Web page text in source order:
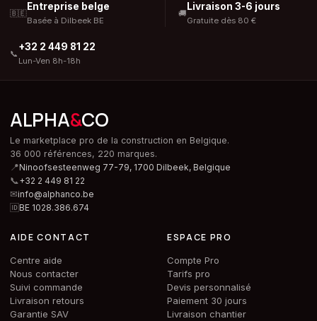
🇧🇪
Entreprise belge
Basée à Dilbeek BE
🚚
Livraison 3-6 jours
Gratuite dès 80 €
📞
+32 2 449 81 22
Lun-Ven 8h-18h
ALPHA&CO
Le marketplace pro de la construction en Belgique.
36 000 références, 220 marques.
📍Ninoofsesteenweg 77-79, 1700 Dilbeek, Belgique
📞+32 2 449 81 22
✉info@alphanco.be
🆔BE 1028.386.674
AIDE CONTACT
Centre aide
Nous contacter
Suivi commande
Livraison retours
Garantie SAV
ESPACE PRO
Compte Pro
Tarifs pro
Devis personnalisé
Paiement 30 jours
Livraison chantier